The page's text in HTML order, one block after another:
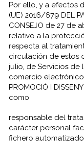
Por ello, y a efectos
(UE) 2016/679 DEL
CONSEJO de 27 de
relativo a la
respecta al
circulación de estos
julio, de Servicios
comercio electrónico
PROMOCIÓ I
como
responsable del
carácter personal
fichero